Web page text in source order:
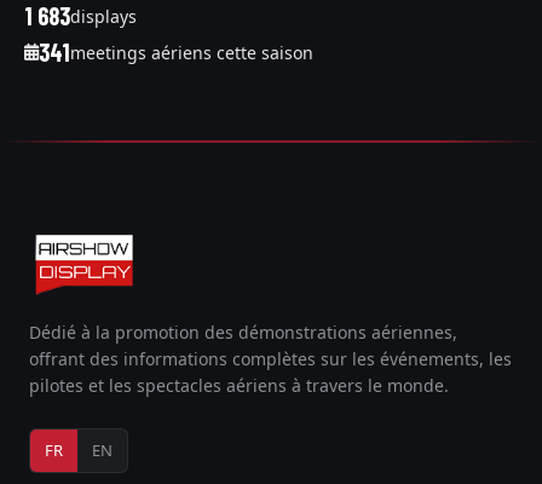
1 683displays
341meetings aériens cette saison
Dédié à la promotion des démonstrations aériennes,
offrant des informations complètes sur les événements, les
pilotes et les spectacles aériens à travers le monde.
FR EN